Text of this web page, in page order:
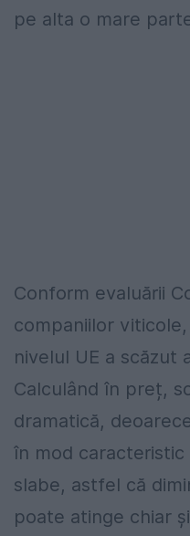
pe alta o mare
Conform evaluării
companiilor
nivelul UE a scăzut
Calculând în preț,
dramatică,
în mod
slabe, astfel că
poate atinge chiar